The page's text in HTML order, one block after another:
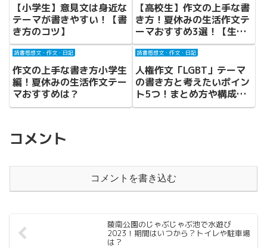
【小学生】意見文は身近な
テーマが書きやすい！【書
き方のコツ】
【高校生】作文の上手な書
き方！夏休みの生活作文テ
ーマおすすめ3選！【生活
作文・自由作文】
読書感想文・作文・日記
作文の上手な書き方小学生
編！夏休みの生活作文テー
マおすすめは？
読書感想文・作文・日記
人権作文「LGBT」テーマ
の書き方と考えたいポイン
ト5つ！まとめ方や構成案
も！
コメント
コメントを書き込む
陵南公園のじゃぶじゃぶ池で水遊び
2023！期間はいつから？トイレや駐車場
は？